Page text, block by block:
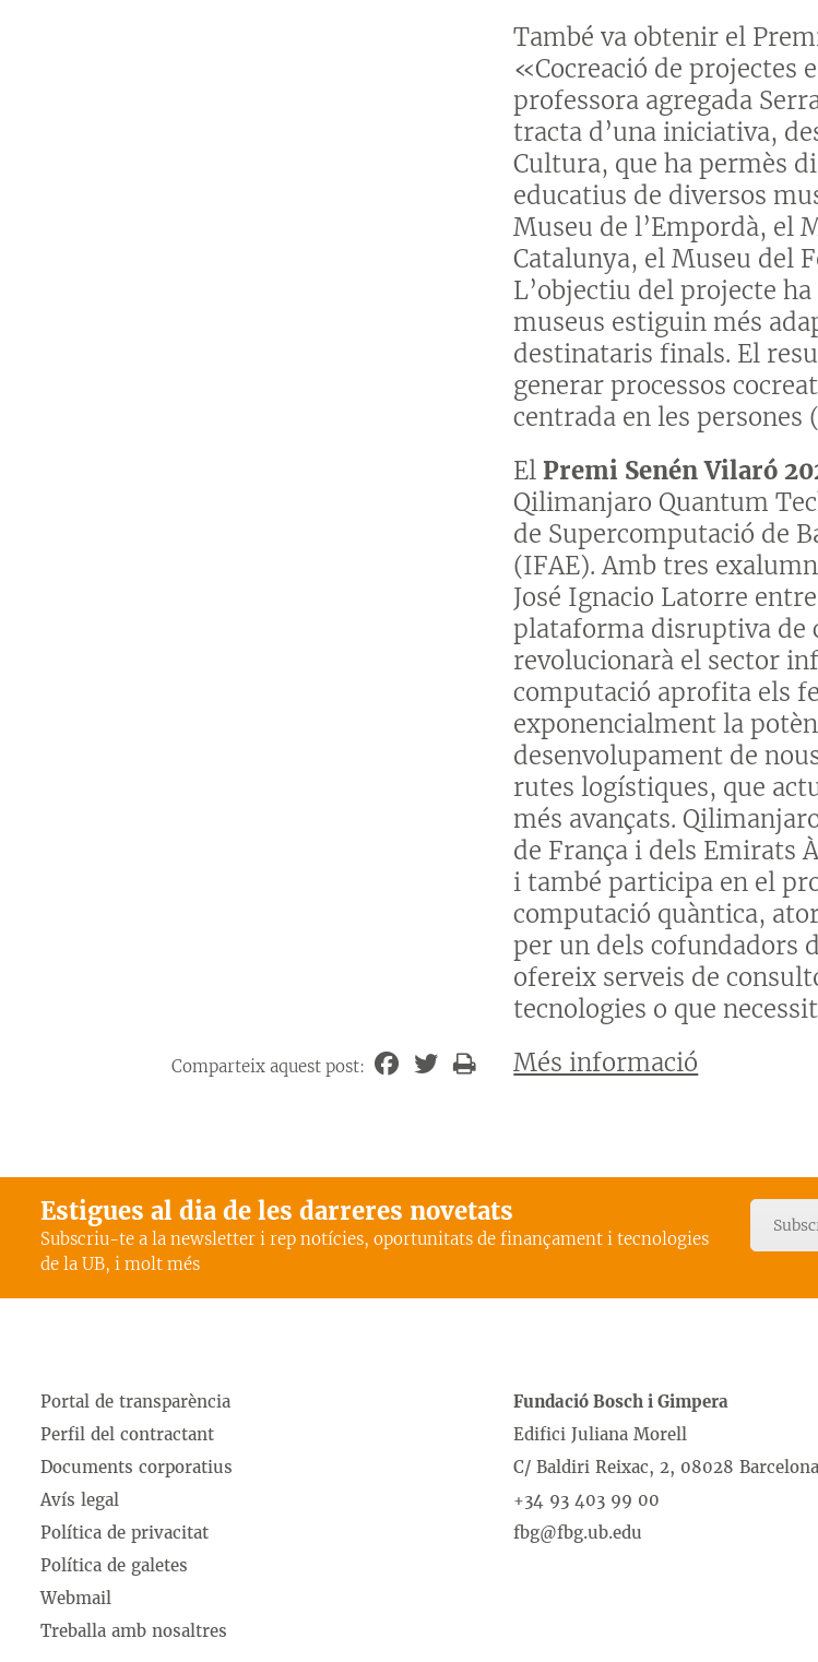
També va obtenir el
«Cocreació de projectes
professora agregada
tracta d’una iniciativa,
Cultura, que ha permès
educatius de diversos
Museu de l’Empordà, el
Catalunya, el Museu del
L’objectiu del projecte
museus estiguin més
destinataris finals. El
generar processos
centrada en les persones
El Premi Senén Vilaró
Qilimanjaro Quantum
de Supercomputació de
(IFAE). Amb tres
José Ignacio Latorre
plataforma disruptiva de
revolucionarà el sector
computació aprofita els
exponencialment la
desenvolupament de
rutes logístiques, que
més avançats.
de França i dels Emirats
i també participa en el
computació quàntica,
per un dels cofundadors
ofereix serveis de
tecnologies o que
Més informació
Comparteix aquest post:
Estigues al dia de les darreres novetats
Subscriu-te a la newsletter i rep notícies, oportunitats de finançament i tecnologies
de la UB, i molt més
Portal de transparència
Perfil del contractant
Documents corporatius
Avís legal
Política de privacitat
Política de galetes
Webmail
Treballa amb nosaltres
Fundació Bosch i Gimpera
Edifici Juliana Morell
C/ Baldiri Reixac, 2, 08028 Barcelona
+34 93 403 99 00
fbg@fbg.ub.edu